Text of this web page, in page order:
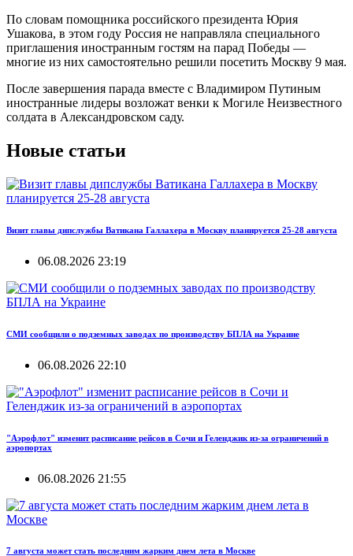
По словам помощника российского президента Юрия
Ушакова, в этом году Россия не направляла специального
приглашения иностранным гостям на парад Победы —
многие из них самостоятельно решили посетить Москву 9 мая.
После завершения парада вместе с Владимиром Путиным
иностранные лидеры возложат венки к Могиле Неизвестного
солдата в Александровском саду.
Новые статьи
Визит главы дипслужбы Ватикана Галлахера в Москву планируется 25-28 августа
06.08.2026 23:19
СМИ сообщили о подземных заводах по производству БПЛА на Украине
06.08.2026 22:10
"Аэрофлот" изменит расписание рейсов в Сочи и Геленджик из-за ограничений в
аэропортах
06.08.2026 21:55
7 августа может стать последним жарким днем лета в Москве